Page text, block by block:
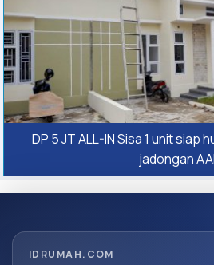
DP 5 JT ALL-IN Sisa 1 unit siap
jadongan
IDRUMAH.COM